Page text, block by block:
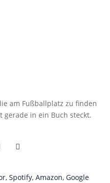
am Fußballplatz zu finden
gerade in ein Buch steckt.